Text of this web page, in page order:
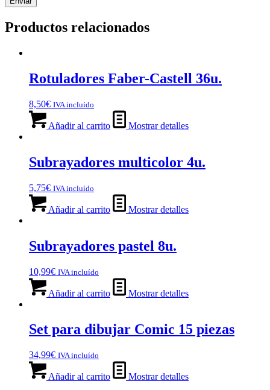
Productos relacionados
Rotuladores Faber-Castell 36u.
8,50€ IVA incluído
Añadir al carrito Mostrar detalles
Subrayadores multicolor 4u.
5,75€ IVA incluído
Añadir al carrito Mostrar detalles
Subrayadores pastel 8u.
10,99€ IVA incluído
Añadir al carrito Mostrar detalles
Set para dibujar Comic 15 piezas
34,99€ IVA incluído
Añadir al carrito Mostrar detalles